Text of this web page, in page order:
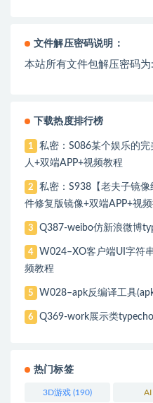
文件解压密码说明：
本站所有文件包解压密码
下载热度排行榜
1
私密：S086某个娱乐的
人+双端APP+视频教程
2
私密：S938【老夫子镜
件修复版镜像+双端APP+视
3 Q387-weibo仿新浪微博
4
W024–XO客户端UI字符
频教程
5 W028–apk反编译工具
6 Q369-work展示类
热门标签
3D游戏 (190) AI